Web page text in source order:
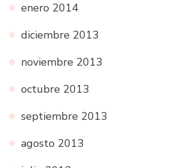
enero 2014
diciembre 2013
noviembre 2013
octubre 2013
septiembre 2013
agosto 2013